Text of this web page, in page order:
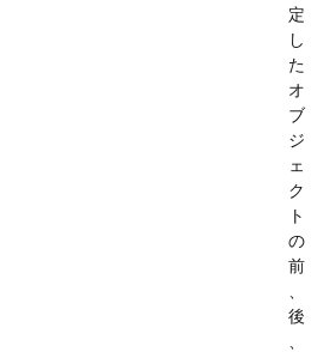
定
し
た
オ
ブ
ジ
ェ
ク
ト
の
前
後